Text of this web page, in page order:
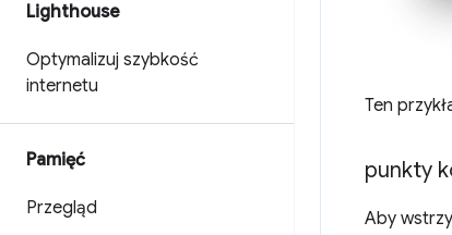
Lighthouse
Optymalizuj szybkość
internetu
Pamięć
Przegląd
Ten
punkty
Aby